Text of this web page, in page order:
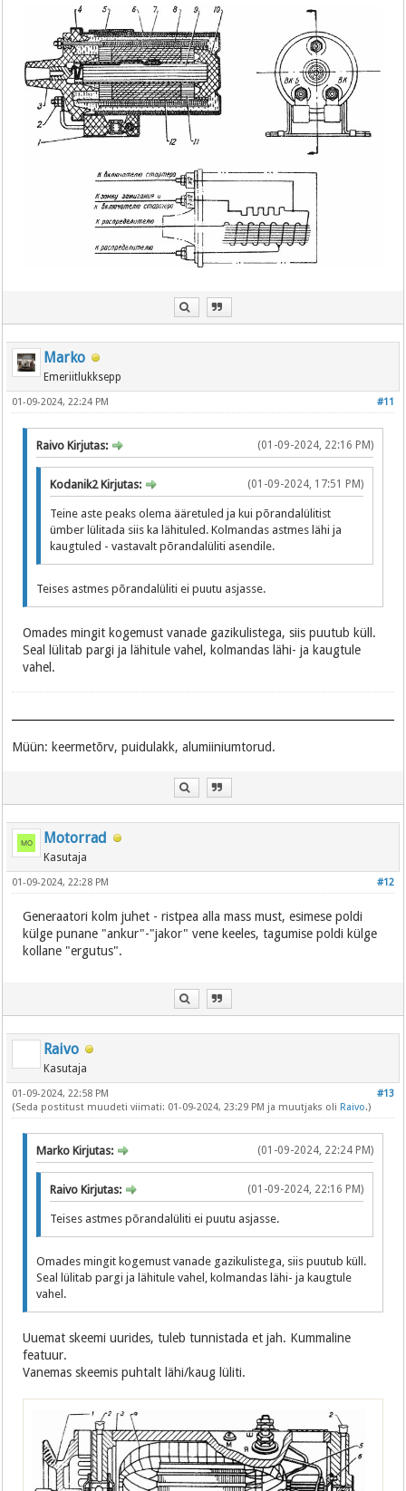
Marko
Emeriitlukksepp
#11
01-09-2024, 22:24 PM
(01-09-2024, 22:16 PM)
Raivo Kirjutas:
(01-09-2024, 17:51 PM)
Kodanik2 Kirjutas:
Teine aste peaks olema ääretuled ja kui põrandalülitist
ümber lülitada siis ka lähituled. Kolmandas astmes lähi ja
kaugtuled - vastavalt põrandalüliti asendile.
Teises astmes põrandalüliti ei puutu asjasse.
Omades mingit kogemust vanade gazikulistega, siis puutub küll.
Seal lülitab pargi ja lähitule vahel, kolmandas lähi- ja kaugtule
vahel.
Müün: keermetõrv, puidulakk, alumiiniumtorud.
Motorrad
Kasutaja
#12
01-09-2024, 22:28 PM
Generaatori kolm juhet - ristpea alla mass must, esimese poldi
külge punane "ankur"-"jakor" vene keeles, tagumise poldi külge
kollane "ergutus".
Raivo
Kasutaja
#13
01-09-2024, 22:58 PM
(Seda postitust muudeti viimati: 01-09-2024, 23:29 PM ja muutjaks oli Raivo.)
(01-09-2024, 22:24 PM)
Marko Kirjutas:
(01-09-2024, 22:16 PM)
Raivo Kirjutas:
Teises astmes põrandalüliti ei puutu asjasse.
Omades mingit kogemust vanade gazikulistega, siis puutub küll.
Seal lülitab pargi ja lähitule vahel, kolmandas lähi- ja kaugtule
vahel.
Uuemat skeemi uurides, tuleb tunnistada et jah. Kummaline
featuur.
Vanemas skeemis puhtalt lähi/kaug lüliti.